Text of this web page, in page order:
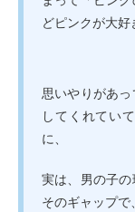
どピンクが大好
思いやりがあっ
してくれてい
に、
実は、男の子の
そのギャップで